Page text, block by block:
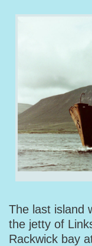
The last island
the jetty of
Rackwick bay